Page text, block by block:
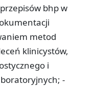
bhp w
metod
klinicystów,
i
-